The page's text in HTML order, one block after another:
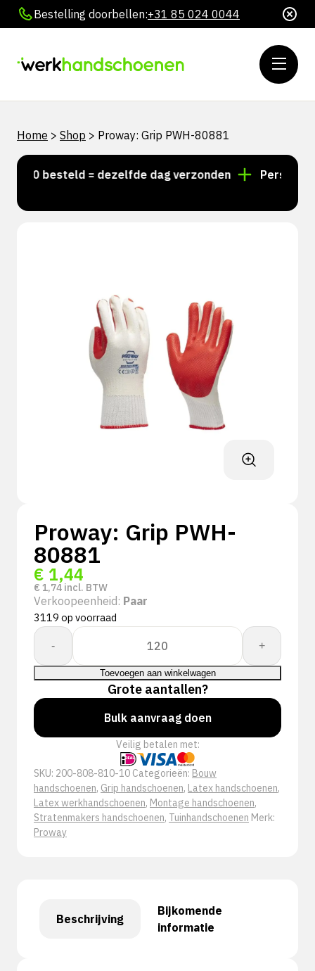
Bestelling doorbellen:+31 85 024 0044
Home > Shop > Proway: Grip PWH-80881
besteld = dezelfde dag verzonden Persoonlijk
Proway: Grip PWH-
80881
€ 1,44
€ 1,74 incl. BTW
Verkoopeenheid: Paar
3119 op voorraad
-
Proway:
Grip
PWH-
80881
aantal
+
Toevoegen aan winkelwagen
Grote aantallen?
Bulk aanvraag doen
Veilig betalen met:
SKU: 200-808-810-10 Categorieën: Bouw
handschoenen, Grip handschoenen, Latex handschoenen,
Latex werkhandschoenen, Montage handschoenen,
Stratenmakers handschoenen, Tuinhandschoenen Merk:
Proway
Beschrijving
Bijkomende
informatie